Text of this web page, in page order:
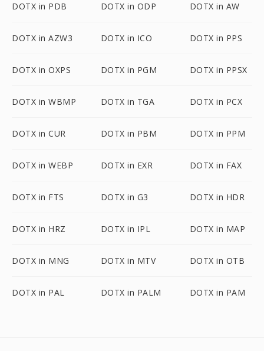
DOTX in PDB DOTX in ODP DOTX in AW
DOTX in AZW3 DOTX in ICO DOTX in PPS
DOTX in OXPS DOTX in PGM DOTX in PPSX
DOTX in WBMP DOTX in TGA DOTX in PCX
DOTX in CUR DOTX in PBM DOTX in PPM
DOTX in WEBP DOTX in EXR DOTX in FAX
DOTX in FTS DOTX in G3 DOTX in HDR
DOTX in HRZ DOTX in IPL DOTX in MAP
DOTX in MNG DOTX in MTV DOTX in OTB
DOTX in PAL DOTX in PALM DOTX in PAM